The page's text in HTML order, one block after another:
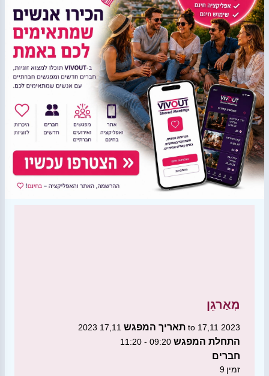
מְאַרגֵן
תאריך המפגש 17,11 2023 to 17,11 2023
התחלת המפגש 09:20 - 11:20
חברים
9 זמין